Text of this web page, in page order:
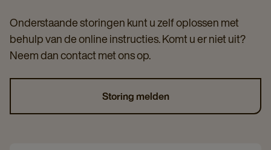
Onderstaande storingen kunt u zelf oplossen met
behulp van de online instructies. Komt u er niet uit?
Neem dan contact met ons op.
Storing melden